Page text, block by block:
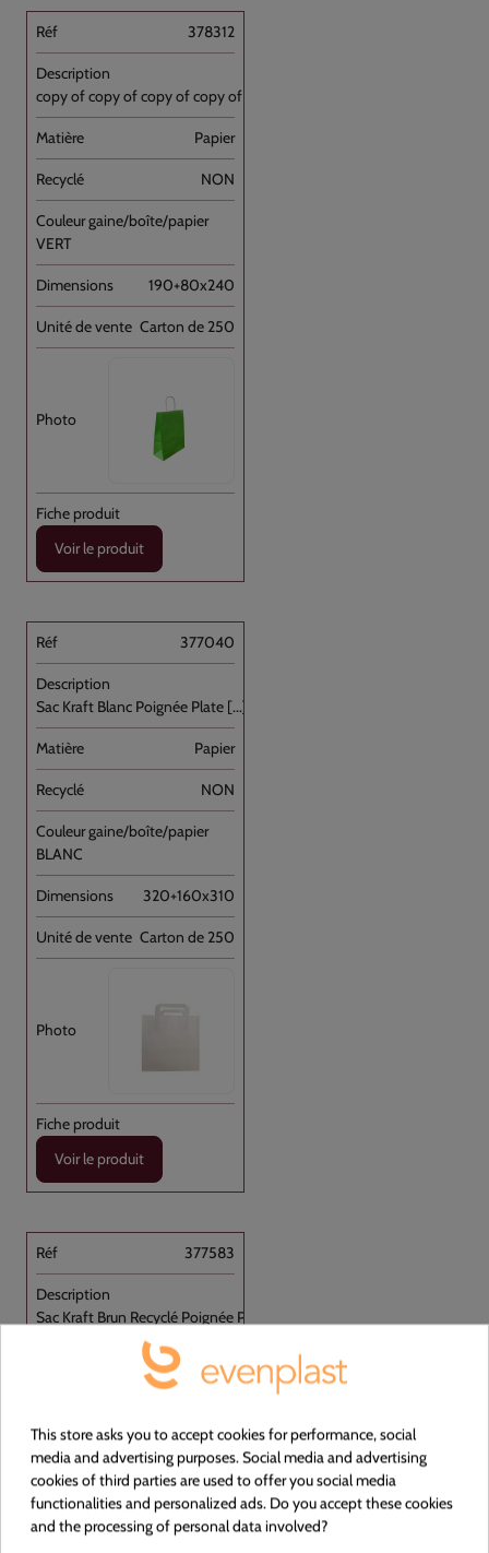
378312
copy of copy of copy of copy of Sac [...]
Papier
NON
VERT
190+80x240
Carton de 250
Voir le produit
377040
Sac Kraft Blanc Poignée Plate [...]
Papier
NON
BLANC
320+160x310
Carton de 250
Voir le produit
377583
Sac Kraft Brun Recyclé Poignée Plate [...]
BRUN
250+170x250
This store asks you to accept cookies for performance, social
media and advertising purposes. Social media and advertising
cookies of third parties are used to offer you social media
functionalities and personalized ads. Do you accept these cookies
and the processing of personal data involved?